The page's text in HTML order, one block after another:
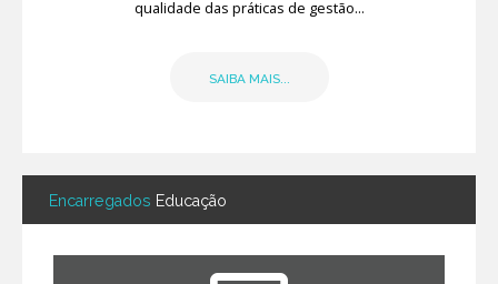
qualidade das práticas de gestão...
SAIBA MAIS...
Encarregados Educação